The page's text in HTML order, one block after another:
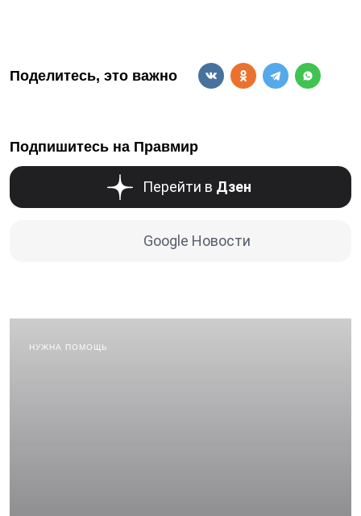
Поделитесь, это важно
Подпишитесь на Правмир
Перейти в Дзен
Google Новости
НУЖНА ПОМОЩЬ